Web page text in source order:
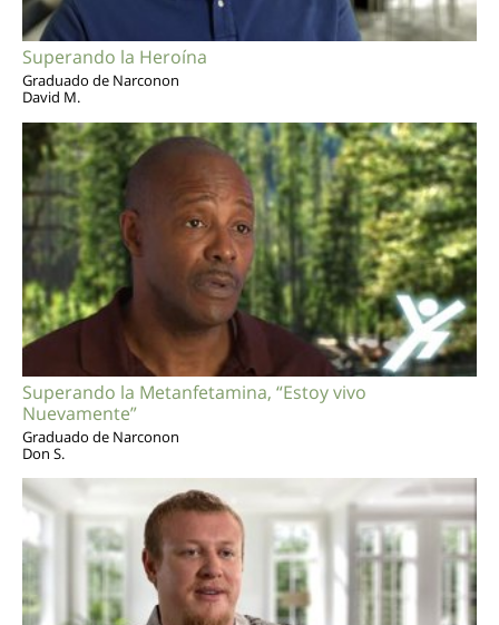
Superando la Heroína
Graduado de Narconon
David M.
Superando la Metanfetamina, “Estoy vivo
Nuevamente”
Graduado de Narconon
Don S.